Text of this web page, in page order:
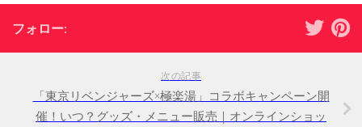
フォロー:
次の記事
「東京リベンジャーズ×極楽湯」コラボキャンペーン開
催！いつ？グッズ・メニュー販売｜オンラインショッ